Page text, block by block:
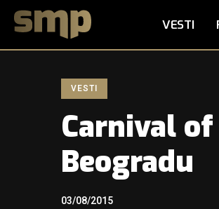
VESTI
VESTI
Carnival
Beogradu
03/08/2015